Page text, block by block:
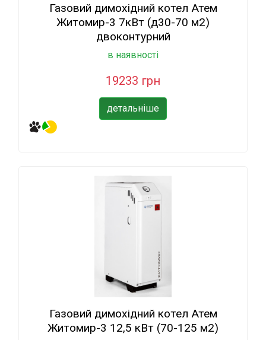
Газовий димохідний котел Атем
Житомир-3 7кВт (д30-70 м2)
двоконтурний
в наявності
19233 грн
детальніше
Газовий димохідний котел Атем
Житомир-3 12,5 кВт (70-125 м2)